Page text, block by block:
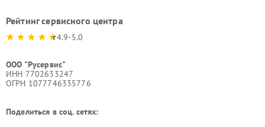
Рейтинг сервисного центра
4.9-5.0
ООО "Русервис"
ИНН 7702633247
ОГРН 1077746335776
Поделиться в соц. сетях: